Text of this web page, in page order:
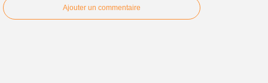
Ajouter un commentaire